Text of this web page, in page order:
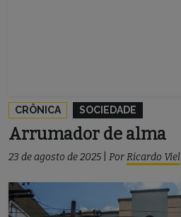
CRÔNICA SOCIEDADE
Arrumador de alma
23 de agosto de 2025 PorRicardo Viel